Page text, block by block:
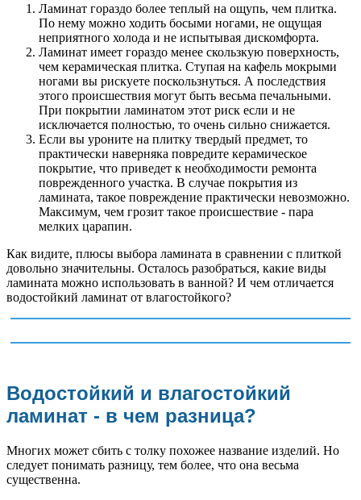
Ламинат гораздо более теплый на ощупь, чем плитка.
По нему можно ходить босыми ногами, не ощущая
неприятного холода и не испытывая дискомфорта.
Ламинат имеет гораздо менее скользкую поверхность,
чем керамическая плитка. Ступая на кафель мокрыми
ногами вы рискуете поскользнуться. А последствия
этого происшествия могут быть весьма печальными.
При покрытии ламинатом этот риск если и не
исключается полностью, то очень сильно снижается.
Если вы уроните на плитку твердый предмет, то
практически наверняка повредите керамическое
покрытие, что приведет к необходимости ремонта
поврежденного участка. В случае покрытия из
ламината, такое повреждение практически невозможно.
Максимум, чем грозит такое происшествие - пара
мелких царапин.
Как видите, плюсы выбора ламината в сравнении с плиткой
довольно значительны. Осталось разобраться, какие виды
ламината можно использовать в ванной? И чем отличается
водостойкий ламинат от влагостойкого?
Водостойкий и влагостойкий
ламинат - в чем разница?
Многих может сбить с толку похожее название изделий. Но
следует понимать разницу, тем более, что она весьма
существенна.